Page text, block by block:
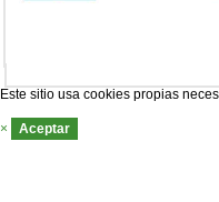
Este sitio usa cookies propias
× Aceptar